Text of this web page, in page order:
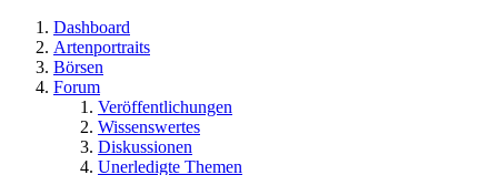
Dashboard
Artenportraits
Börsen
Forum
Veröffentlichungen
Wissenswertes
Diskussionen
Unerledigte Themen